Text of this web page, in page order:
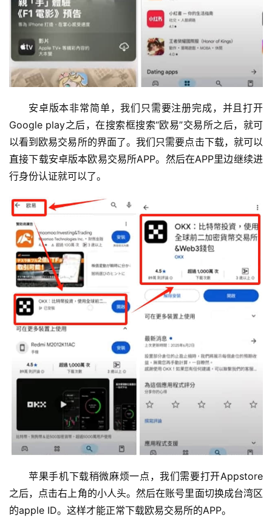
安卓版本非常简单，我们只需要注册完成，并且打开
Google play之后，在搜索框搜索“欧易”交易所之后，就可
以看到欧易交易所的界面了。我们只需要点击下载，就可以
直接下载安卓版本欧易交易所APP。然后在APP里边继续进
行身份认证就可以了。
苹果手机下载稍微麻烦一点，我们需要打开Appstore
之后，点击右上角的小人头。然后在账号里面切换成台湾区
的apple ID。这样才能正常下载欧易交易所的APP。